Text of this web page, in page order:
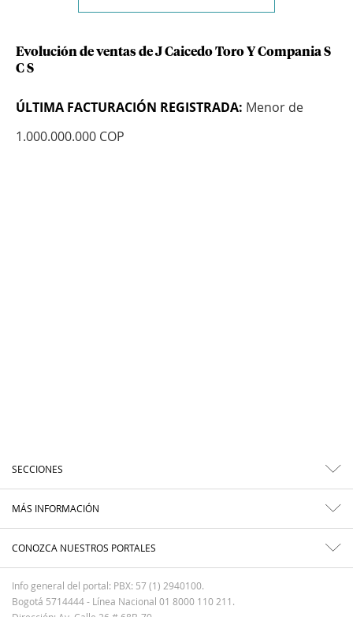
Evolución de ventas de J Caicedo Toro Y Compania S
C S
ÚLTIMA FACTURACIÓN REGISTRADA: Menor de
1.000.000.000 COP
SECCIONES
MÁS INFORMACIÓN
CONOZCA NUESTROS PORTALES
Info general del portal: PBX: 57 (1) 2940100.
Bogotá 5714444 - Línea Nacional 01 8000 110 211.